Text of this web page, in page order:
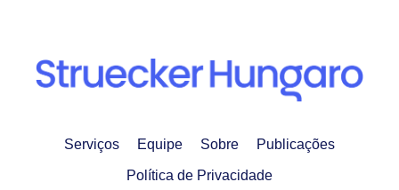
Serviços Equipe Sobre Publicações
Política de Privacidade